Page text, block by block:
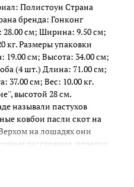
Полистоун Страна
бренда: Гонконг
см; Ширина: 9.50 см;
кг. Размеры упаковки
см; Высота: 34.00 см;
(4 шт.) Длина: 71.00 см;
37.00 см; Вес: 10.00 кг.
высотой 28 см.
называли пастухов
ковбои пасли скот на
на лошадях они
расстояния, нередко
и белых бандитов.